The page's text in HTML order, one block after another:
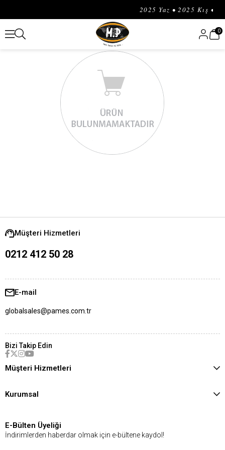
2025 Yaz • 2025 Kış •
0
Müşteri Hizmetleri
0212 412 50 28
E-mail
globalsales@pames.com.tr
Bizi Takip Edin
Müşteri Hizmetleri
Kurumsal
E-Bülten Üyeliği
İndirimlerden haberdar olmak için e-bültene kaydol!